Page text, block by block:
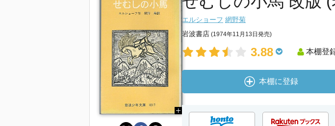
エルショーフ 網野菊
岩波書店 (1974年11月13日発売)
3.88 本棚登
本棚に登録